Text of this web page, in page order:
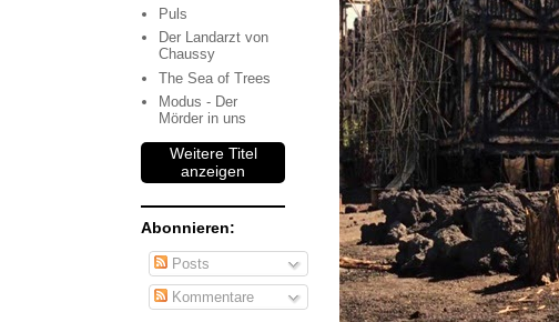
Puls
Der Landarzt von
Chaussy
The Sea of Trees
Modus - Der
Mörder in uns
Weitere Titel
anzeigen
Abonnieren:
Posts
Kommentare